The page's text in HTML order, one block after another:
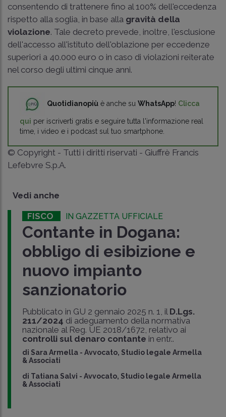
consentendo di trattenere fino al 100% dell'eccedenza
rispetto alla soglia, in base alla gravità della
violazione. Tale decreto prevede, inoltre, l'esclusione
dell'accesso all'istituto dell'oblazione per eccedenze
superiori a 40.000 euro o in caso di violazioni reiterate
nel corso degli ultimi cinque anni.
Quotidianopiù è anche su WhatsApp! Clicca
qui per iscriverti gratis e seguire tutta l'informazione real
time, i video e i podcast sul tuo smartphone.
© Copyright - Tutti i diritti riservati - Giuffrè Francis
Lefebvre S.p.A.
Vedi anche
FISCO IN GAZZETTA UFFICIALE
Contante in Dogana:
obbligo di esibizione e
nuovo impianto
sanzionatorio
Pubblicato in GU 2 gennaio 2025 n. 1, il D.Lgs.
211/2024 di adeguamento della normativa
nazionale al Reg. UE 2018/1672, relativo ai
controlli sul denaro contante in entr..
di Sara Armella - Avvocato, Studio legale Armella
& Associati
di Tatiana Salvi - Avvocato, Studio legale Armella
& Associati